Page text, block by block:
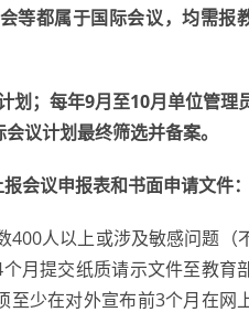
等都属于国际会议，均需报
划；每年9月至10月单位管理
议计划最终筛选并备案。
会议申报表和书面申请文件：
400人以上或涉及敏感问题（
月提交纸质请示文件至教育
至少在对外宣布前3个月在网